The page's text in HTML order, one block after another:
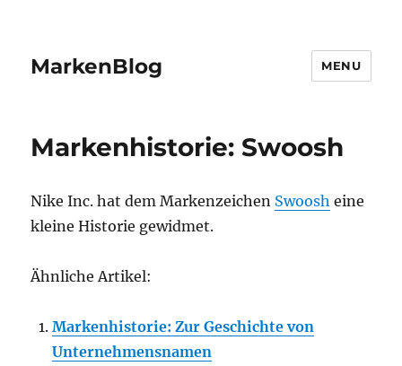
MarkenBlog MENU
Markenhistorie: Swoosh
Nike Inc. hat dem Markenzeichen Swoosh eine
kleine Historie gewidmet.
Ähnliche Artikel:
Markenhistorie: Zur Geschichte von
Unternehmensnamen